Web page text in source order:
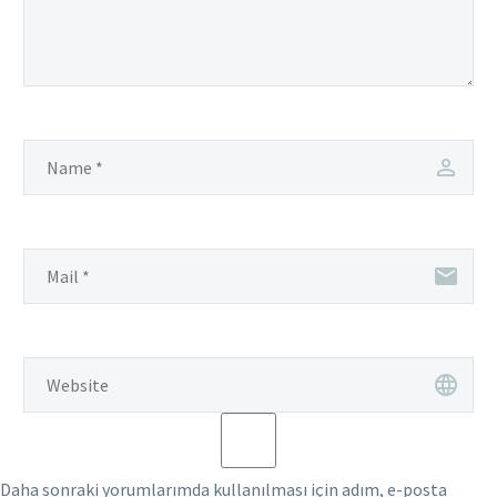
Daha sonraki yorumlarımda kullanılması için adım, e-posta